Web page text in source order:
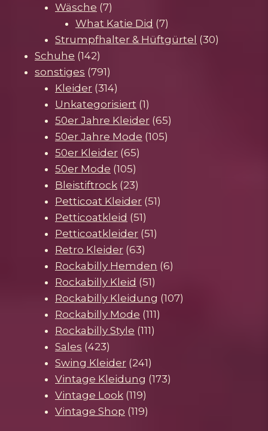
Wäsche 77
Produkte
What Katie Did 77
Produkte
Strumpfhalter & Hüftgürtel 3030
Schuhe 142142
Produkte
sonstiges 791791
Produkte
Kleider 314314
Produkte
Unkategorisiert 11
Produkt
50er Jahre Kleider 6565
50er Jahre Mode 105105
50er Kleider 6565
50er Mode 105105
Produkte
Bleistiftrock 2323
Produkte
Petticoat Kleider 5151
Petticoatkleid 5151
Produkte
Petticoatkleider 5151
Retro Kleider 6363
Produkte
Rockabilly Hemden 66
Rockabilly Kleid 5151
Produkte
Rockabilly Kleidung 107107
Rockabilly Mode 111111
Rockabilly Style 111111
Sales 423423
Produkte
Swing Kleider 241241
Produkte
Vintage Kleidung 173173
Vintage Look 119119
Produkte
Vintage Shop 119119